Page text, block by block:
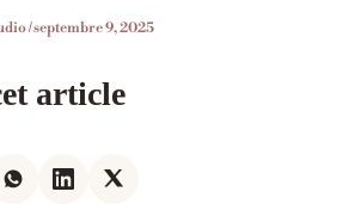
/septembre 9, 2025
article